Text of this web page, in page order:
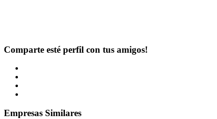
Comparte esté perfil con tus amigos!
Empresas Similares